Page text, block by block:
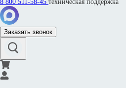
8 800 511-58-45 техническая поддержка
Заказать звонок